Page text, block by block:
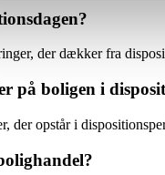
der dækker fra
på boligen i
der opstår i